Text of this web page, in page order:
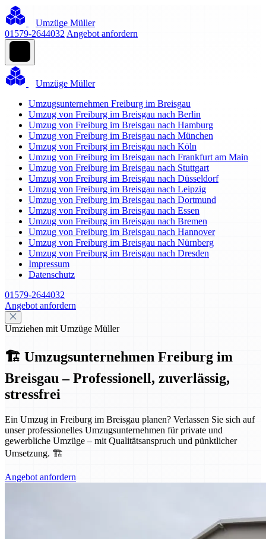
Umzüge Müller
01579-2644032 Angebot anfordern
Umzüge Müller
Umzugsunternehmen Freiburg im Breisgau
Umzug von Freiburg im Breisgau nach Berlin
Umzug von Freiburg im Breisgau nach Hamburg
Umzug von Freiburg im Breisgau nach München
Umzug von Freiburg im Breisgau nach Köln
Umzug von Freiburg im Breisgau nach Frankfurt am Main
Umzug von Freiburg im Breisgau nach Stuttgart
Umzug von Freiburg im Breisgau nach Düsseldorf
Umzug von Freiburg im Breisgau nach Leipzig
Umzug von Freiburg im Breisgau nach Dortmund
Umzug von Freiburg im Breisgau nach Essen
Umzug von Freiburg im Breisgau nach Bremen
Umzug von Freiburg im Breisgau nach Hannover
Umzug von Freiburg im Breisgau nach Nürnberg
Umzug von Freiburg im Breisgau nach Dresden
Impressum
Datenschutz
01579-2644032
Angebot anfordern
Umziehen mit Umzüge Müller
🏗️ Umzugsunternehmen Freiburg im
Breisgau – Professionell, zuverlässig,
stressfrei
Ein Umzug in Freiburg im Breisgau planen? Verlassen Sie sich auf
unser professionelles Umzugsunternehmen für private und
gewerbliche Umzüge – mit Qualitätsanspruch und pünktlicher
Umsetzung. 🏗️
Angebot anfordern